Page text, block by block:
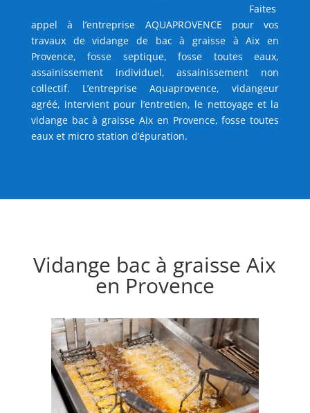
Faites
appel à l’entreprise AQUAPROVENCE pour vos
travaux de vidange de bac à graisse à Aix en
Provence, fosse septique, fosse toutes eaux,
assainissement individuel, assainissement non
collectif. L’entreprise Aquaprovence, vidangeur
agréé, intervient pour l’entretien, le nettoyage et la
vidange bac à graisse Aix en Provence, fosse toutes
eaux et micro station d’épuration.
Vidange bac à graisse Aix
en Provence